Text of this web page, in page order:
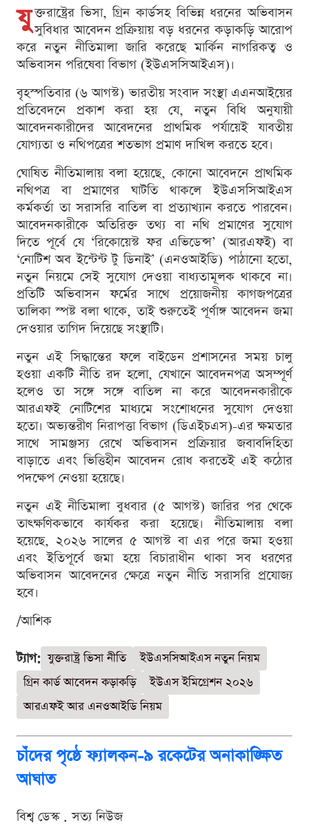
যু ক্তরাষ্ট্রের ভিসা, গ্রিন কার্ডসহ বিভিন্ন ধরনের অভিবাসন
সুবিধার আবেদন প্রক্রিয়ায় বড় ধরনের কড়াকড়ি আরোপ
করে নতুন নীতিমালা জারি করেছে মার্কিন নাগরিকত্ব ও
অভিবাসন পরিষেবা বিভাগ (ইউএসসিআইএস)।
বৃহস্পতিবার (৬ আগস্ট) ভারতীয় সংবাদ সংস্থা এএনআইয়ের
প্রতিবেদনে প্রকাশ করা হয় যে, নতুন বিধি অনুযায়ী
আবেদনকারীদের আবেদনের প্রাথমিক পর্যায়েই যাবতীয়
যোগ্যতা ও নথিপত্রের শতভাগ প্রমাণ দাখিল করতে হবে।
ঘোষিত নীতিমালায় বলা হয়েছে, কোনো আবেদনে প্রাথমিক
নথিপত্র বা প্রমাণের ঘাটতি থাকলে ইউএসসিআইএস
কর্মকর্তা তা সরাসরি বাতিল বা প্রত্যাখ্যান করতে পারবেন।
আবেদনকারীকে অতিরিক্ত তথ্য বা নথি প্রমাণের সুযোগ
দিতে পূর্বে যে ‘রিকোয়েস্ট ফর এভিডেন্স’ (আরএফই) বা
‘নোটিশ অব ইন্টেন্ট টু ডিনাই’ (এনওআইডি) পাঠানো হতো,
নতুন নিয়মে সেই সুযোগ দেওয়া বাধ্যতামূলক থাকবে না।
প্রতিটি অভিবাসন ফর্মের সাথে প্রয়োজনীয় কাগজপত্রের
তালিকা স্পষ্ট বলা থাকে, তাই শুরুতেই পূর্ণাঙ্গ আবেদন জমা
দেওয়ার তাগিদ দিয়েছে সংস্থাটি।
নতুন এই সিদ্ধান্তের ফলে বাইডেন প্রশাসনের সময় চালু
হওয়া একটি নীতি রদ হলো, যেখানে আবেদনপত্র অসম্পূর্ণ
হলেও তা সঙ্গে সঙ্গে বাতিল না করে আবেদনকারীকে
আরএফই নোটিশের মাধ্যমে সংশোধনের সুযোগ দেওয়া
হতো। অভ্যন্তরীণ নিরাপত্তা বিভাগ (ডিএইচএস)-এর ক্ষমতার
সাথে সামঞ্জস্য রেখে অভিবাসন প্রক্রিয়ার জবাবদিহিতা
বাড়াতে এবং ভিত্তিহীন আবেদন রোধ করতেই এই কঠোর
পদক্ষেপ নেওয়া হয়েছে।
নতুন এই নীতিমালা বুধবার (৫ আগস্ট) জারির পর থেকে
তাৎক্ষণিকভাবে কার্যকর করা হয়েছে। নীতিমালায় বলা
হয়েছে, ২০২৬ সালের ৫ আগস্ট বা এর পরে জমা হওয়া
এবং ইতিপূর্বে জমা হয়ে বিচারাধীন থাকা সব ধরণের
অভিবাসন আবেদনের ক্ষেত্রে নতুন নীতি সরাসরি প্রযোজ্য
হবে।
/আশিক
ট্যাগ: যুক্তরাষ্ট্র ভিসা নীতি
ইউএসসিআইএস নতুন নিয়ম
গ্রিন কার্ড আবেদন কড়াকড়ি
ইউএস ইমিগ্রেশন ২০২৬
আরএফই আর এনওআইডি নিয়ম
চাঁদের পৃষ্ঠে ফ্যালকন-৯ রকেটের অনাকাঙ্ক্ষিত
আঘাত
বিশ্ব ডেস্ক . সত্য নিউজ